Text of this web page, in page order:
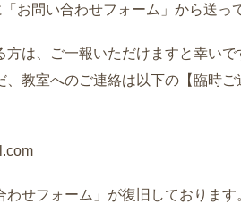
「お問い合わせフォーム」から送っ
方は、ご一報いただけますと幸いで
、教室へのご連絡は以下の【臨時ご
せフォーム」が復旧しております